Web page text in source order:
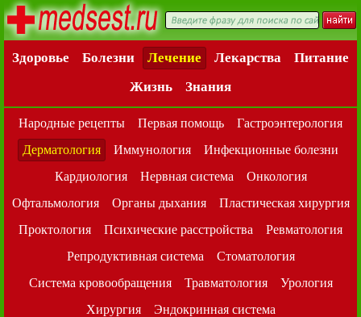
Здоровье Болезни Лечение Лекарства
Питание
Жизнь
Знания
Народные рецепты Первая помощь
Гастроэнтерология
Дерматология
Иммунология
Инфекционные болезни
Кардиология
Нервная система
Онкология
Офтальмология
Органы дыхания
Пластическая хирургия
Проктология
Психические расстройства
Ревматология
Репродуктивная система
Стоматология
Система кровообращения
Травматология
Урология
Хирургия
Эндокринная система